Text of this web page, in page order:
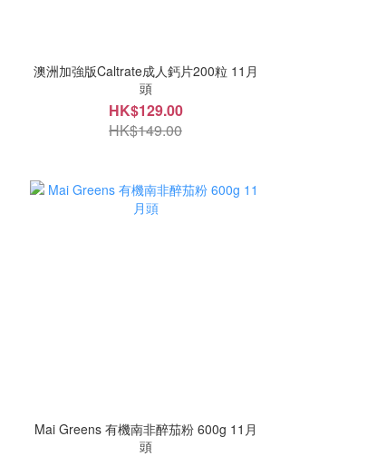
澳洲加強版Caltrate成人鈣片200粒 11月
頭
HK$129.00
HK$149.00
Mai Greens 有機南非醉茄粉 600g 11月
頭